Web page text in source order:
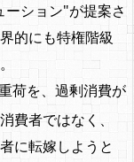
ション"が提案さ
的にも特権階級
荷を、過剰消費が
費者ではなく、
に転嫁しようと